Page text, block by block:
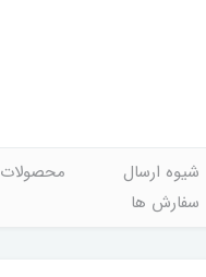
شیوه ارسال
سفارش ها
محصولات